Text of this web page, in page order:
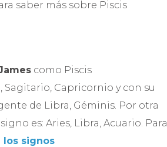
saber más sobre Piscis
como Piscis
Sagitario, Capricornio y con su
de Libra, Géminis. Por otra
es: Aries, Libra, Acuario. Para
los signos